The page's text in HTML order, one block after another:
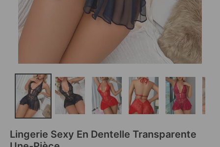
Lingerie Sexy En Dentelle Transparente